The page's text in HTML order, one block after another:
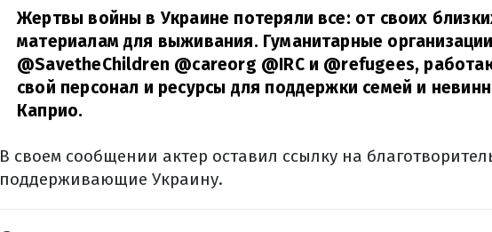
Жертвы войны в Украине потеряли все: от своих
материалам для выживания. Гуманитарные
@SavetheChildren @careorg @IRC и @refugees,
свой персонал и ресурсы для поддержки семей и
Каприо.
В своем сообщении актер оставил ссылку на
поддерживающие Украину.